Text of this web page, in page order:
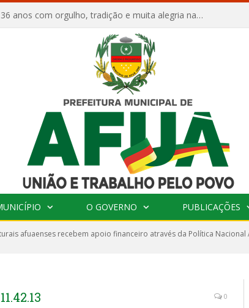
Afuá comemora 136 anos com orgulho, tradição e muita alegria na Quadra Dr. Nelson Salomão
O GOVERNO PUBLICAÇÕES
afuaenses recebem apoio financeiro através da Política Nacional
0